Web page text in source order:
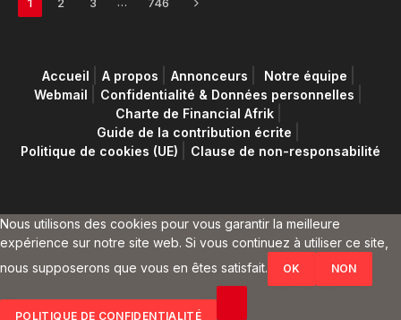
Accueil A propos Annonceurs
Notre équipe
Webmail
Confidentialité & Données personnelles
Charte de Financial Afrik
Guide de la contribution écrite
Politique de cookies (UE)
Clause de non-responsabilité
Nous utilisons des cookies pour vous garantir la meilleure
expérience sur notre site web. Si vous continuez à utiliser ce site,
nous supposerons que vous en êtes satisfait.
OK NON
POLITIQUE DE CONFIDENTIALITÉ